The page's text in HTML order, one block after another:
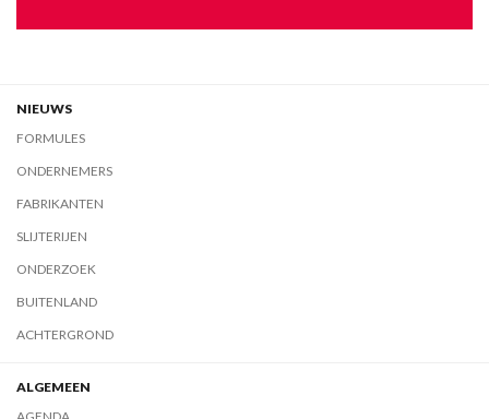
NIEUWS
FORMULES
ONDERNEMERS
FABRIKANTEN
SLIJTERIJEN
ONDERZOEK
BUITENLAND
ACHTERGROND
ALGEMEEN